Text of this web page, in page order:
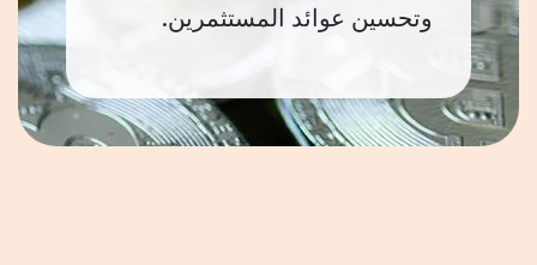
وتحسين عوائد المستثمرين.